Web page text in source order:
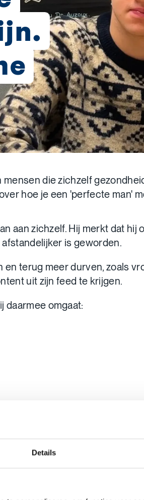
Details
mensen die zichzelf
hoe je een 'perfecte man'
aan zichzelf. Hij merkt dat hij
is geworden.
en terug meer durven, zoals
uit zijn feed te krijgen.
daarmee omgaat: